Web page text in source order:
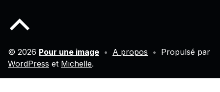
© 2026 Pour une image • A propos • Propulsé par
WordPress et Michelle.